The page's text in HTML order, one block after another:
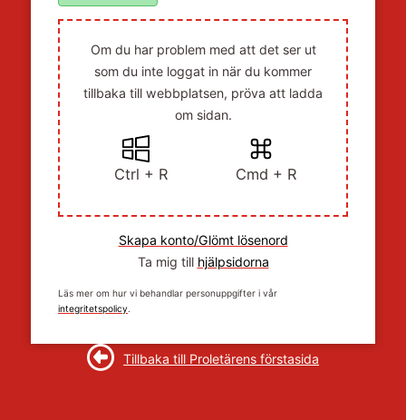
Om du har problem med att det ser ut
som du inte loggat in när du kommer
tillbaka till webbplatsen, pröva att ladda
om sidan.
Ctrl + R Cmd + R
Skapa konto/Glömt lösenord
Ta mig till hjälpsidorna
Läs mer om hur vi behandlar personuppgifter i vår
integritetspolicy.
Tillbaka till Proletärens förstasida